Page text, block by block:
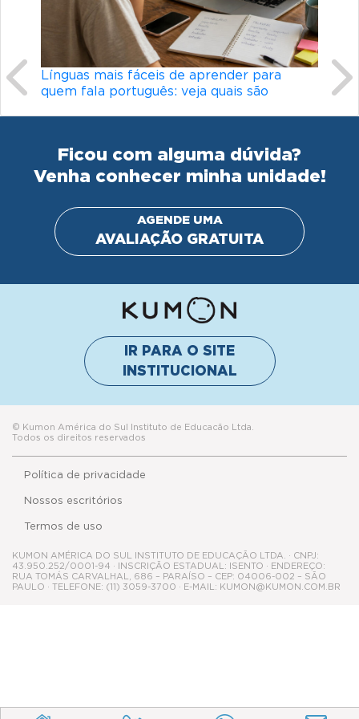
Línguas mais fáceis de aprender para
quem fala português: veja quais são
Ficou com alguma dúvida?
Venha conhecer minha unidade!
AGENDE UMA
AVALIAÇÃO GRATUITA
IR PARA O SITE
INSTITUCIONAL
© Kumon América do Sul Instituto de Educacão Ltda.
Todos os direitos reservados
Política de privacidade
Termos de uso
Nossos escritórios
KUMON AMÉRICA DO SUL INSTITUTO DE EDUCAÇÃO LTDA. · CNPJ:
43.950.252/0001-94 · INSCRIÇÃO ESTADUAL: ISENTO · ENDEREÇO:
RUA TOMÁS CARVALHAL, 686 – PARAÍSO – CEP: 04006-002 – SÃO
PAULO · TELEFONE: (11) 3059-3700 · E-MAIL: KUMON@KUMON.COM.BR